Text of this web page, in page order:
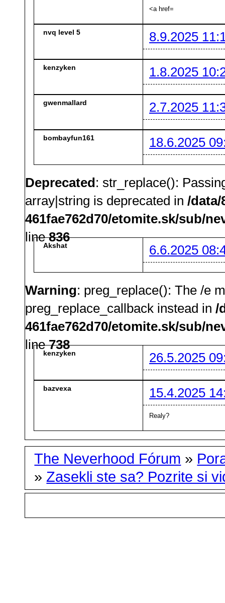
<a href=
nvq level 5 8.9.2025
kenzyken 1.8.2025
gwenmallard 2.7.2025
bombayfun161 18.6.2025
Deprecated: str_replace():
array|string is deprecated in /data/
461fae762d70/etomite.sk/sub/
line836
Akshat 6.6.2025
Warning: preg_replace(): The /e
preg_replace_callback instead in /
461fae762d70/etomite.sk/sub/
line738
kenzyken 26.5.2025
bazvexa 15.4.2025
Realy?
The Neverhood Fórum »
» Zasekli ste sa? Pozrite si